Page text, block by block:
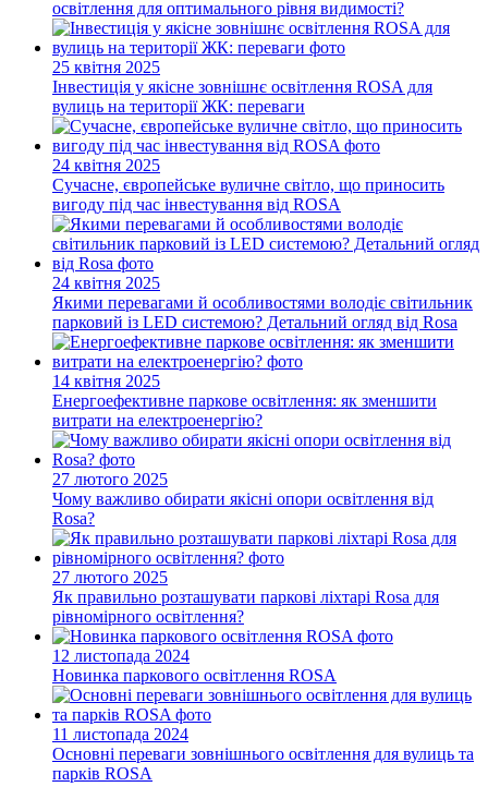
освітлення для оптимального рівня видимості?
25 квітня 2025
Інвестиція у якісне зовнішнє освітлення ROSA для
вулиць на території ЖК: переваги
24 квітня 2025
Сучасне, європейське вуличне світло, що приносить
вигоду під час інвестування від ROSA
24 квітня 2025
Якими перевагами й особливостями володіє світильник
парковий із LED системою? Детальний огляд від Rosa
14 квітня 2025
Енергоефективне паркове освітлення: як зменшити
витрати на електроенергію?
27 лютого 2025
Чому важливо обирати якісні опори освітлення від
Rosa?
27 лютого 2025
Як правильно розташувати паркові ліхтарі Rosa для
рівномірного освітлення?
12 листопада 2024
Новинка паркового освітлення ROSA
11 листопада 2024
Основні переваги зовнішнього освітлення для вулиць та
парків ROSA